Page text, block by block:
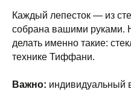
Каждый лепесток — из
собрана вашими руками.
делать именно такие:
технике Тиффани.
Важно: индивидуальный